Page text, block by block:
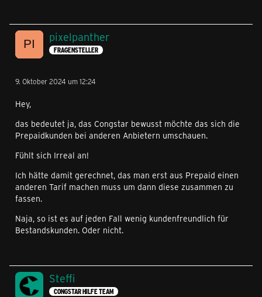
pixelpanther
FRAGENSTELLER
9. Oktober 2024 um 12:24
Hey,
das bedeutet ja, das Congstar bewusst möchte das sich die
Prepaidkunden bei anderen Anbietern umschauen.
Fühlt sich Irreal an!
Ich hätte damit gerechnet, das man erst aus Prepaid einen
anderen Tarif machen muss um dann diese zusammen zu
fassen.
Naja, so ist es auf jeden Fall wenig kundenfreundlich für
Bestandskunden. Oder nicht.
Steffi
CONGSTAR HILFE TEAM